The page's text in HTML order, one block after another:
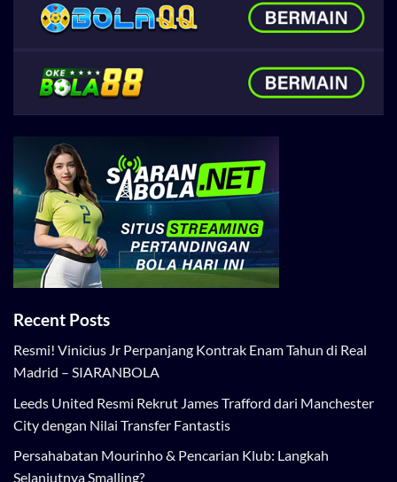
Recent Posts
Resmi! Vinicius Jr Perpanjang Kontrak Enam Tahun di Real
Madrid – SIARANBOLA
Leeds United Resmi Rekrut James Trafford dari Manchester
City dengan Nilai Transfer Fantastis
Persahabatan Mourinho & Pencarian Klub: Langkah
Selanjutnya Smalling?